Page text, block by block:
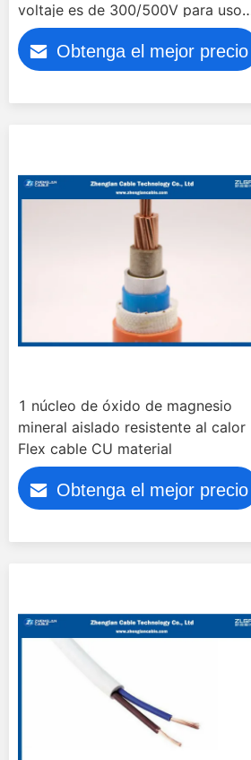
voltaje es de 300/500V para uso
en casas y edificios
Obtenga el mejor precio
1 núcleo de óxido de magnesio
mineral aislado resistente al calor
Flex cable CU material
Obtenga el mejor precio